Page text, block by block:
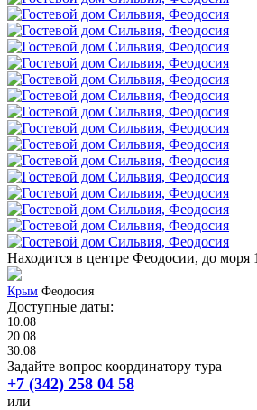
Находится в центре Феодосии, до моря
Крым Феодосия
Доступные даты:
10.08
20.08
30.08
Задайте вопрос координатору тура
+7 (342) 258 04 58
или